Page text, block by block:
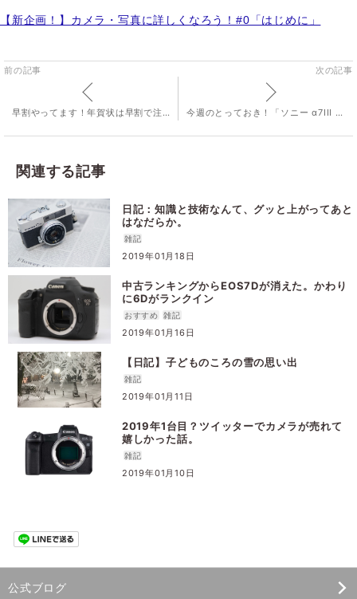
【新企画！】カメラ・写真に詳しくなろう！#0「はじめに」
前の記事
早割やってます！年賀状は早割で注文しておきましょう！
次の記事
今週のとっておき！「ソニー α7III ボディ [ILCE-7M3]」
関連する記事
日記：知識と技術なんて、グッと上がってあと
はなだらか。
雑記
2019年01月18日
中古ランキングからEOS7Dが消えた。かわり
に6Dがランクイン
おすすめ 雑記
2019年01月16日
【日記】子どものころの雪の思い出
雑記
2019年01月11日
2019年1台目？ツイッターでカメラが売れて
嬉しかった話。
雑記
2019年01月10日
公式ブログ